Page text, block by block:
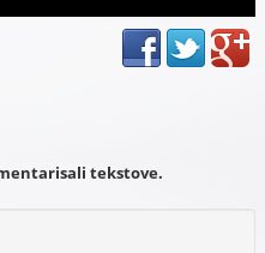
tekstove.